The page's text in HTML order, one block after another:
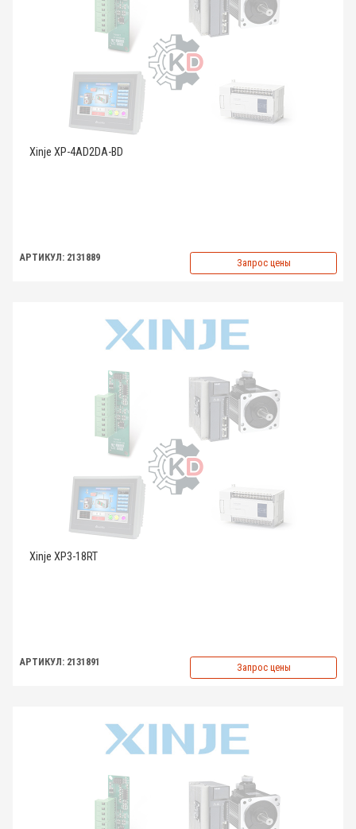
Xinje XP-4AD2DA-BD
АРТИКУЛ: 2131889 Запрос цены
Xinje XP3-18RT
АРТИКУЛ: 2131891 Запрос цены